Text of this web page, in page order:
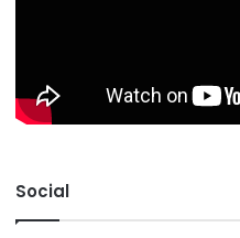
Social